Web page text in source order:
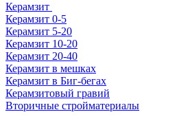
Керамзит
Керамзит 0-5
Керамзит 5-20
Керамзит 10-20
Керамзит 20-40
Керамзит в мешках
Керамзит в Биг-бегах
Керамзитовый гравий
Вторичные стройматериалы